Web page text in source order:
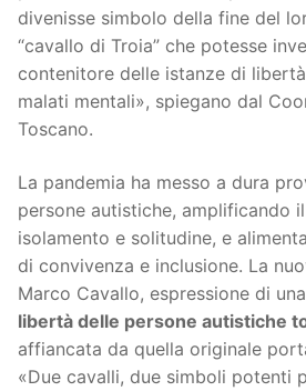
divenisse simbolo della fine del
“cavallo di Troia” che potesse
contenitore delle istanze di
malati mentali», spiegano dal
Toscano.
La pandemia ha messo a dura
persone autistiche, amplificando
isolamento e solitudine, e
di convivenza e inclusione. La
Marco Cavallo, espressione di una
libertà delle persone autistiche
affiancata da quella originale
«Due cavalli, due simboli potenti